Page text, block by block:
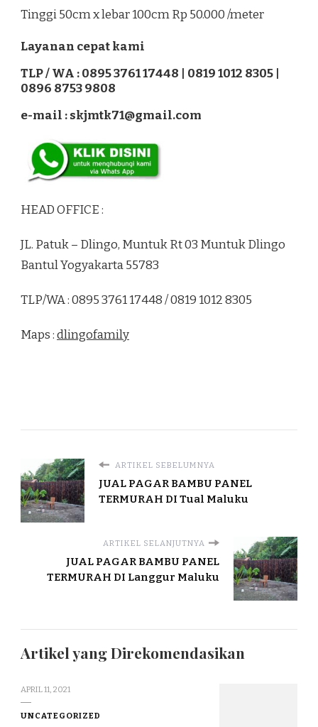
Tinggi 50cm x lebar 100cm Rp 50.000 /meter
Layanan cepat kami
TLP / WA : 0895 3761 17448 | 0819 1012 8305 |
0896 8753 9808
e-mail : skjmtk71@gmail.com
HEAD OFFICE :
JL. Patuk – Dlingo, Muntuk Rt 03 Muntuk Dlingo
Bantul Yogyakarta 55783
TLP/WA : 0895 3761 17448 / 0819 1012 8305
Maps :dlingofamily
ARTIKEL SEBELUMNYA
JUAL PAGAR BAMBU PANEL
TERMURAH DI Tual Maluku
ARTIKEL SELANJUTNYA
JUAL PAGAR BAMBU PANEL
TERMURAH DI Langgur Maluku
Artikel yang Direkomendasikan
APRIL 11, 2021
UNCATEGORIZED